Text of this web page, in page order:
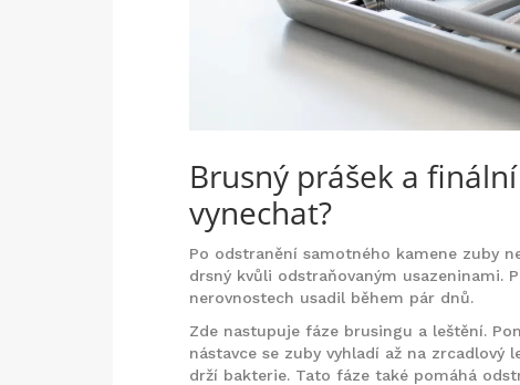
Brusný prášek a
vynechat?
Po odstranění samotného kamene zuby
drsný kvůli odstraňovaným usazeninami.
nerovnostech usadil během pár dnů.
Zde nastupuje fáze brusingu a leštění.
nástavce se zuby vyhladí až na
drží bakterie. Tato fáze také pomáhá